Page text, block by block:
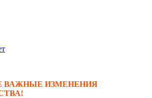
ВАЖНЫЕ ИЗМЕНЕНИЯ